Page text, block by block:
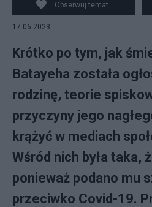
Obserwuj temat
17.06.2023
Krótko po tym, jak
Batayeha została
rodzinę, teorie
przyczyny jego
krążyć w mediach
Wśród nich była taka,
ponieważ podano mu
przeciwko Covid-19.